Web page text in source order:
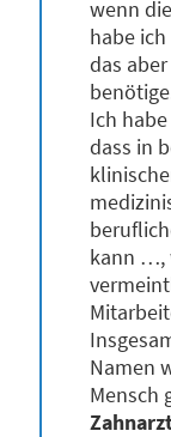
wenn
habe
das
Ich
dass in
kann …,
Namen
Mensch